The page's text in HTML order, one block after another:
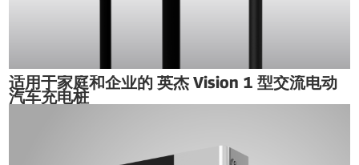
适用于家庭和企业的 英杰 Vision 1 型交流电动
汽车充电桩